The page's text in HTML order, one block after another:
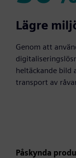
50%
Lägre
Genom att
heltäckande bild
transport av
Påskynda